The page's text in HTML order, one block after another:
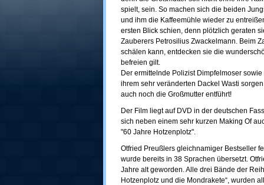
spielt, sein. So machen sich die beiden
und ihm die Kaffeemühle wieder zu
ersten Blick schien, denn plötzlich geraten
Zauberers Petrosilius Zwackelmann. Beim
schälen kann, entdecken sie die
befreien gilt.
Der ermittelnde Polizist Dimpfelmoser
ihrem sehr veränderten Dackel Wasti
auch noch die Großmutter entführt!
Der Film liegt auf DVD in der deutschen
sich neben einem sehr kurzen Making Of
"60 Jahre Hotzenplotz".
Otfried Preußlers gleichnamiger Bestseller
wurde bereits in 38 Sprachen übersetzt.
Jahre alt geworden. Alle drei Bände der
Hotzenplotz und die Mondrakete“, wurden